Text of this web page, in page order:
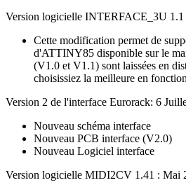
Version logicielle INTERFACE_3U 1.1
Cette modification permet de
d'ATTINY85 disponible sur le
(V1.0 et V1.1) sont laissées en
choisissiez la meilleure en
Version 2 de l'interface Eurorack: 6
Nouveau schéma interface
Nouveau PCB interface (V2.0)
Nouveau Logiciel interface
Version logicielle MIDI2CV 1.41 : Mai